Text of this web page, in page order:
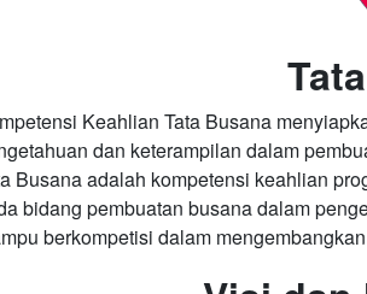
Keahlian Tata Busana
dan keterampilan dalam
Busana adalah kompetensi keahlian
bidang pembuatan busana dalam
berkompetisi dalam